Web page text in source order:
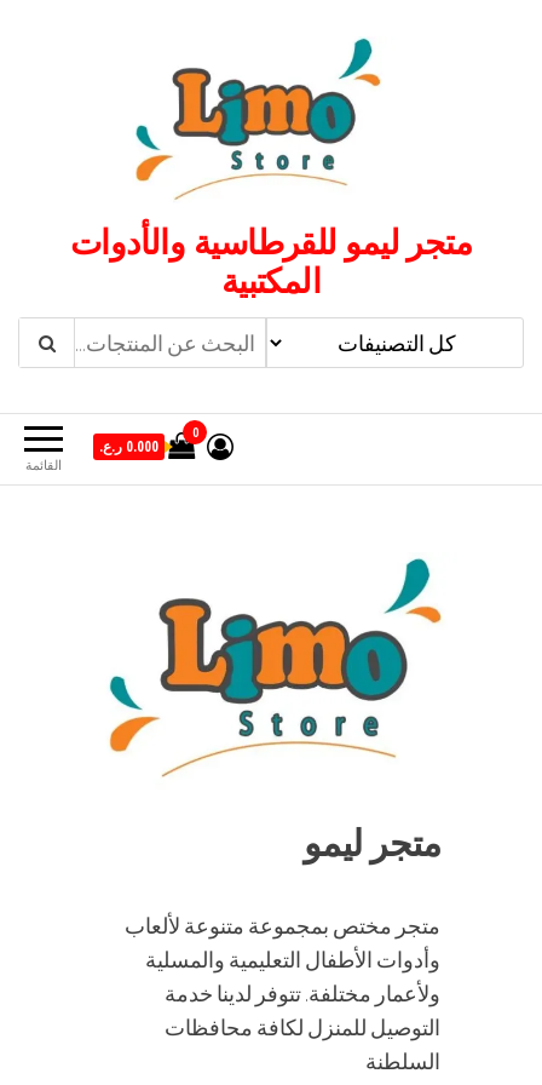
متجر ليمو للقرطاسية والأدوات
المكتبية
القائمة
0
0.000 ر.ع.
متجر ليمو
متجر مختص بمجموعة متنوعة لألعاب
وأدوات الأطفال التعليمية والمسلية
ولأعمار مختلفة. تتوفر لدينا خدمة
التوصيل للمنزل لكافة محافظات
السلطنة